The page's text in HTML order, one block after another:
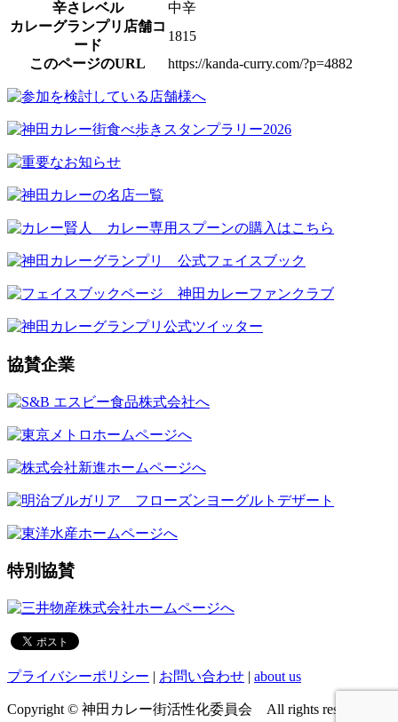
辛さレベル
中辛
カレーグランプリ店舗コ
ード
1815
このページのURL
https://kanda-curry.com/?p=4882
協賛企業
特別協賛
プライバシーポリシー | お問い合わせ | about us
Copyright © 神田カレー街活性化委員会 All rights reserved.